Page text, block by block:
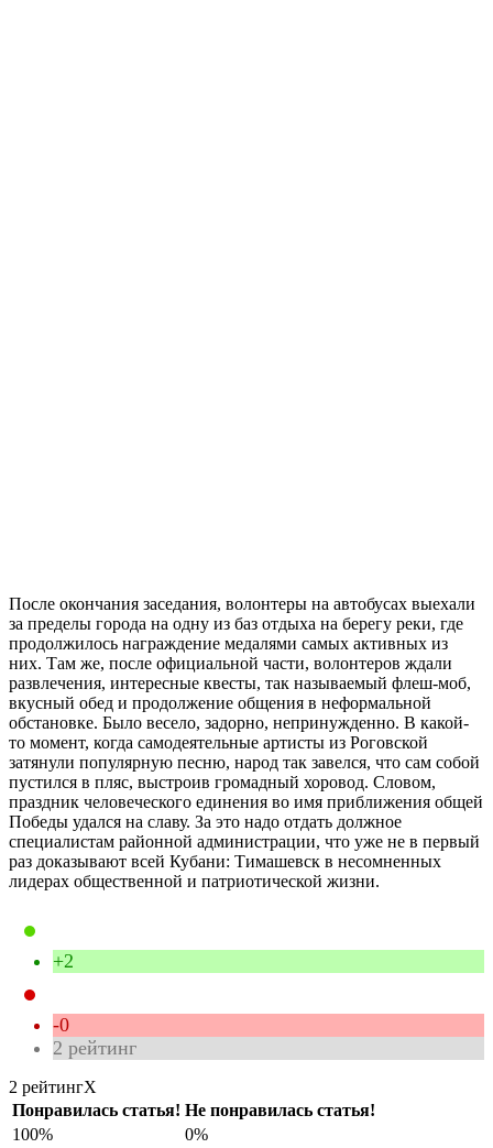
После окончания заседания, волонтеры на автобусах выехали
за пределы города на одну из баз отдыха на берегу реки, где
продолжилось награждение медалями самых активных из
них. Там же, после официальной части, волонтеров ждали
развлечения, интересные квесты, так называемый флеш-моб,
вкусный обед и продолжение общения в неформальной
обстановке. Было весело, задорно, непринужденно. В какой-
то момент, когда самодеятельные артисты из Роговской
затянули популярную песню, народ так завелся, что сам собой
пустился в пляс, выстроив громадный хоровод. Словом,
праздник человеческого единения во имя приближения общей
Победы удался на славу. За это надо отдать должное
специалистам районной администрации, что уже не в первый
раз доказывают всей Кубани: Тимашевск в несомненных
лидерах общественной и патриотической жизни.
+2
-0
2 рейтинг
2 рейтингX
Понравилась статья! Не понравилась статья!
100%
0%